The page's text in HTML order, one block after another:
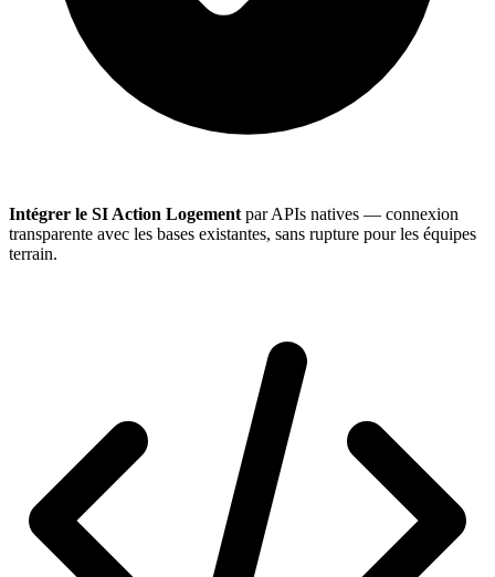
Intégrer le SI Action Logement par APIs natives — connexion
transparente avec les bases existantes, sans rupture pour les équipes
terrain.